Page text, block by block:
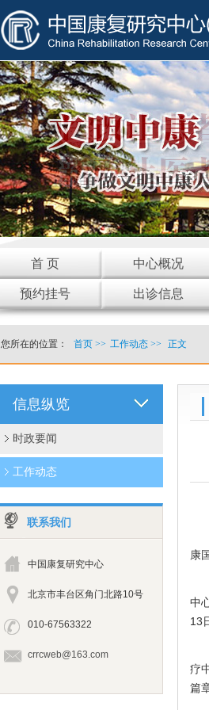
首 页 中心概况
预约挂号 出诊信息
您所在的位置： 首页>> 工作动态>> 正文
信息纵览
时政要闻
工作动态
联系我们
中国康复研究中心
北京市丰台区角门北路10号
010-67563322
crrcweb@163.com
康
中
13
疗
篇